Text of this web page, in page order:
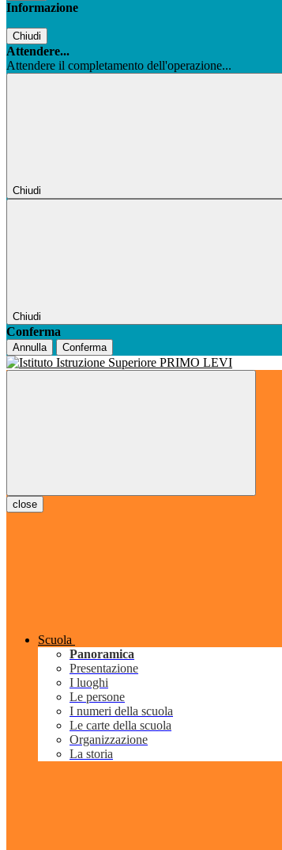
Informazione
Chiudi
Attendere...
Attendere il completamento dell'operazione...
Chiudi
Chiudi
Conferma
Annulla Conferma
close
Scuola
Panoramica
Presentazione
I luoghi
Le persone
I numeri della scuola
Le carte della scuola
Organizzazione
La storia